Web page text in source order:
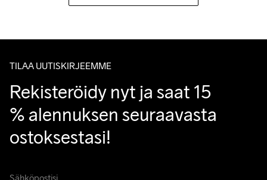
TILAA UUTISKIRJEEMME
Rekisteröidy nyt ja saat 15
% alennuksen seuraavasta
ostoksestasi!